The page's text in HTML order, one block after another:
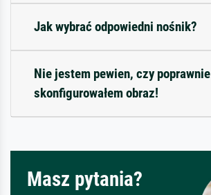
Jak wybrać odpowiedni nośnik?
Nie jestem pewien, czy poprawnie
skonfigurowałem obraz!
Masz pytania?